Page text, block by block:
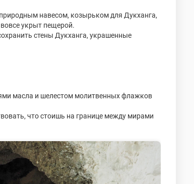
навесом, козырьком для Дукханга,
укрыт пещерой.
стены Дукханга, украшенные
масла и шелестом молитвенных флажков
что стоишь на границе между мирами